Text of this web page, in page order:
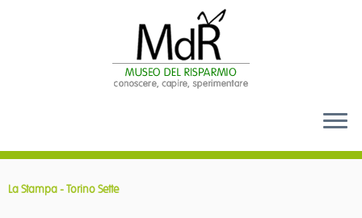
La Stampa - Torino Sette